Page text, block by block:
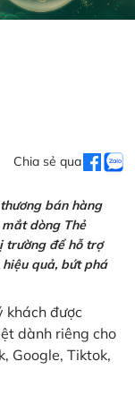
Chia sẻ qua
bán hàng
dòng Thẻ
trường để hỗ trợ
quả, bứt phá
khách được
dành riêng cho
Google, Tiktok,